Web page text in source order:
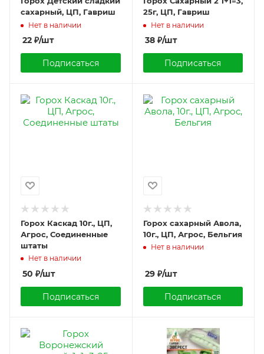
сахарный, ЦП, Гавриш
Нет в наличии
22 ₽/шт
Подписаться
25г, ЦП, Гавриш
Нет в наличии
38₽/шт
Подписаться
Горох Каскад 10г., ЦП,
Агрос, Соединенные
штаты
Нет в наличии
50 ₽/шт
Подписаться
Горох сахарный Авола,
10г., ЦП, Агрос, Бельгия
Нет в наличии
29₽/шт
Подписаться